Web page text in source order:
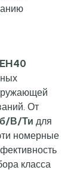
EH40
От
В/Ти для
номерные
класса